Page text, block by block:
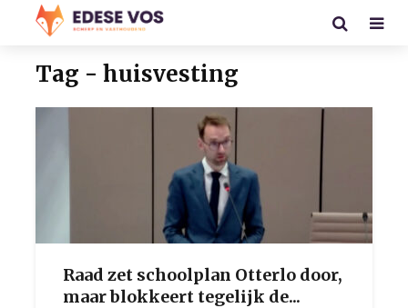
Tag - huisvesting
Raad zet schoolplan Otterlo door,
maar blokkeert tegelijk de...